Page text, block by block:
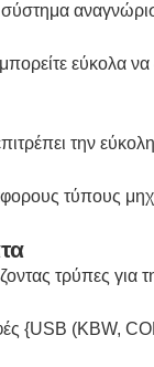
εύκολα
την
τύπους
τρύπες για
{USB (KBW,